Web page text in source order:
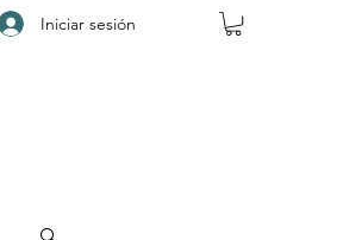
Iniciar sesión